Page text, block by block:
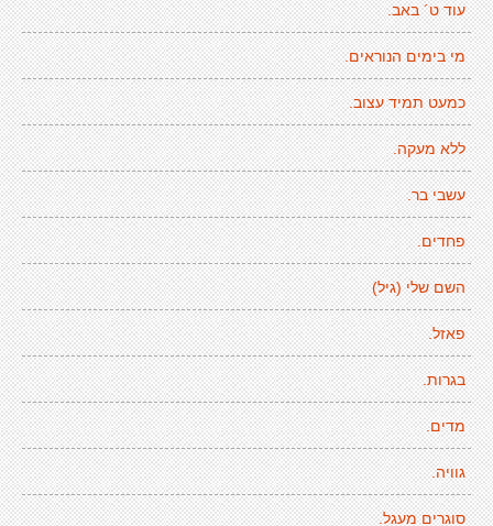
עוד ט´ באב.
מי בימים הנוראים.
כמעט תמיד עצוב.
ללא מעקה.
עשבי בר.
פחדים.
השם שלי (גיל)
פאזל.
בגרות.
מדים.
גוויה.
סוגרים מעגל.